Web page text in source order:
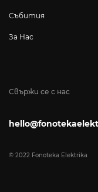
Свържи се с нас
© 2022 Fonoteka Elektrika
Събития
За Нас